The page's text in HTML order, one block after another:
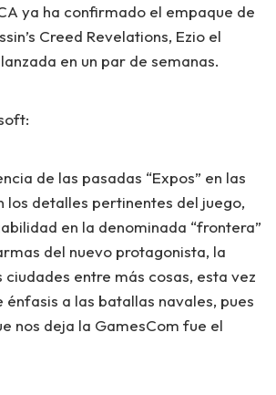
ya ha confirmado el empaque de
Creed Revelations, Ezio el
en un par de semanas.
de las pasadas “Expos” en las
los detalles pertinentes del juego,
en la denominada “frontera”
del nuevo protagonista, la
ciudades entre más cosas, esta vez
énfasis a las batallas navales, pues
nos deja la GamesCom fue el